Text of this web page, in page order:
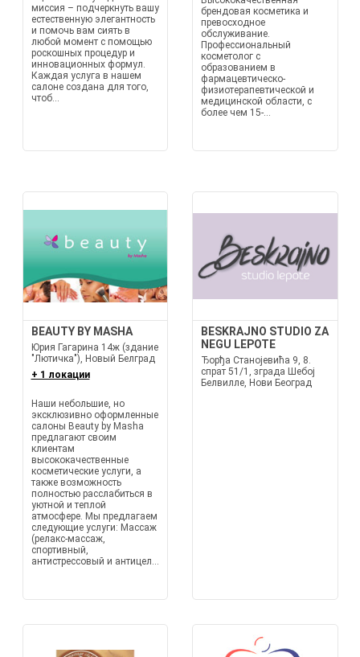
миссия – подчеркнуть вашу
естественную элегантность
и помочь вам сиять в
любой момент с помощью
роскошных процедур и
инновационных формул.
Каждая услуга в нашем
салоне создана для того,
чтоб...
брендовая косметика и
превосходное
обслуживание.
Профессиональный
косметолог с
образованием в
фармацевтическо-
физиотерапевтической и
медицинской области, с
более чем 15-...
BEAUTY BY MASHA
Юрия Гагарина 14ж (здание
"Лютичка"), Новый Белград
+ 1 локации
Наши небольшие, но
эксклюзивно оформленные
салоны Beauty by Masha
предлагают своим
клиентам
высококачественные
косметические услуги, а
также возможность
полностью расслабиться в
уютной и теплой
атмосфере. Мы предлагаем
следующие услуги: Массаж
(релакс-массаж,
спортивный,
антистрессовый и антицел...
BESKRAJNO STUDIO ZA
NEGU LEPOTE
Ђорђа Станојевића 9, 8.
спрат 51/1, зграда Шебој
Белвилле, Нови Београд